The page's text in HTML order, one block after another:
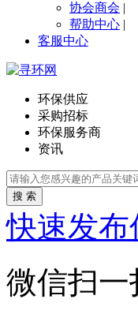
协会商会 |
帮助中心 |
客服中心
环保供应
采购招标
环保服务商
资讯
搜 索
快速发布
微信扫一